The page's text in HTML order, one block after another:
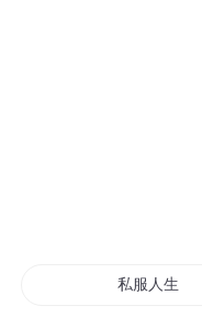
私服人生